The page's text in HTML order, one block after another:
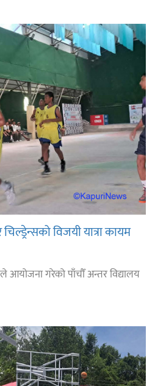
विजयी यात्रा कायम
आयोजना गरेको पाँचौँ अन्तर विद्यालय